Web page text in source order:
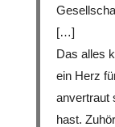
[…]
Das alles
ein Herz
anver­traut
hast.